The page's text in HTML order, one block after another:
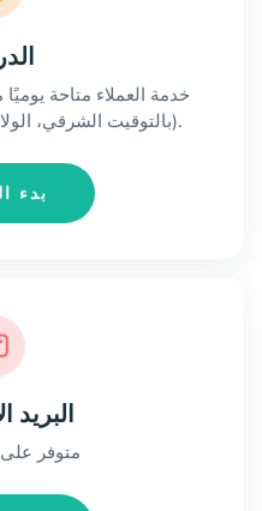
(بالتوقيت الشرقي، الولايات المتحدة) عبر الدردشة.
بدء
البريد
متوفر